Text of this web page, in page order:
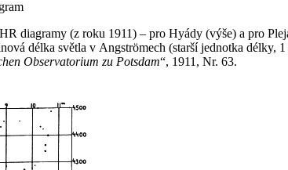
diagramy (z roku 1911) – pro Hyády (výše) a pro
délka světla v Angströmech (starší jednotka
Observatorium zu Potsdam“, 1911, Nr. 63.